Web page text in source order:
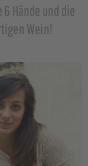
Hände und die
Wein!